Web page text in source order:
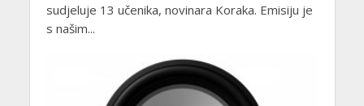
sudjeluje 13 učenika, novinara Koraka. Emisiju je
s našim...